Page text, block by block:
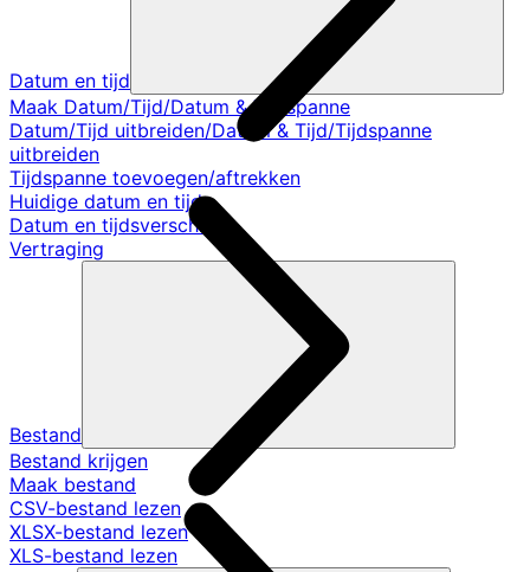
Datum en tijd
Maak Datum/Tijd/Datum & Tijdspanne
Datum/Tijd uitbreiden/Datum & Tijd/Tijdspanne
uitbreiden
Tijdspanne toevoegen/aftrekken
Huidige datum en tijd
Datum en tijdsverschil
Vertraging
Bestand
Bestand krijgen
Maak bestand
CSV-bestand lezen
XLSX-bestand lezen
XLS-bestand lezen